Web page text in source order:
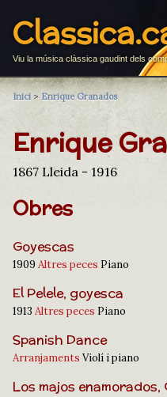
Viu la música clàssica gaudint dels
Inici > Enrique Granados
Enrique
1867 Lleida - 1916
Obres
Goyescas
1909 Altres peces Piano
El Pelele, goyesca
1913 Altres peces Piano
Spanish Dance
Arranjaments Violí i piano
Los majos enamorados,